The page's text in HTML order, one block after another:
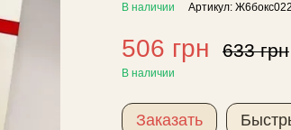
В наличии Артикул:
506 грн 633 грн
В наличии
Заказать